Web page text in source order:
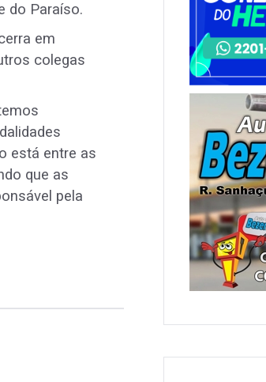
do Paraíso.
em
colegas
está entre as
que as
pela